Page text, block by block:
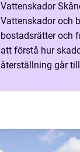
Vattenskador
Vattenskador och
bostadsrätter och
att förstå hur
återställning går